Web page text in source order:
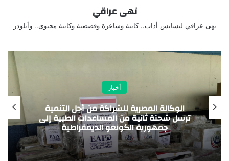
نهى عراقي
نهى عراقي ليسانس أداب.. كاتبة وشاعرة وقصصية وكاتبة محتوى.. وأبلودر
أخبار
وزير الخارجية يلتقي السكرتير التنفيذي لتجمع
دول الساحل والصحراء